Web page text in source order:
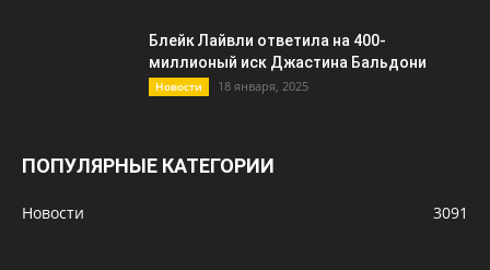
Блейк Лайвли ответила на 400-
миллионый иск Джастина Бальдони
Новости 18 января, 2025
ПОПУЛЯРНЫЕ КАТЕГОРИИ
Новости 3091